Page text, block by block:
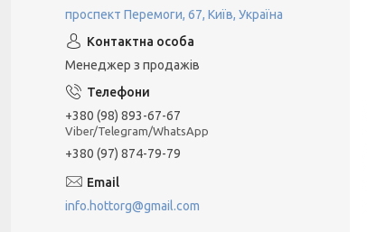
проспект Перемоги, 67, Київ, Україна
Менеджер з продажів
+380 (98) 893-67-67
Viber/Telegram/WhatsApp
+380 (97) 874-79-79
info.hottorg@gmail.com